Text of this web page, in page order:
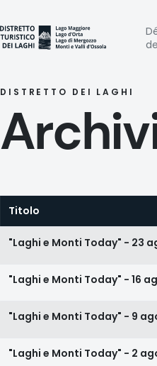
DISTRETTO DEI LAGHI
Titolo
"Laghi e Monti Today" - 23
"Laghi e Monti Today" - 16
"Laghi e Monti Today" - 9
"Laghi e Monti Today" - 2